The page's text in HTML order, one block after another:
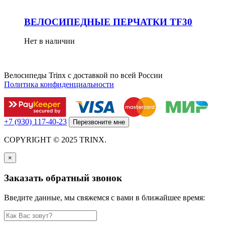
ВЕЛОСИПЕДНЫЕ ПЕРЧАТКИ TF30
Нет в наличии
Велосипеды Trinx с доставкой по всей России
Политика конфиденциальности
+7 (930) 117-40-23 Перезвоните мне
COPYRIGHT © 2025 TRINX.
×
Заказать обратный звонок
Введите данные, мы свяжемся с вами в ближайшее время: